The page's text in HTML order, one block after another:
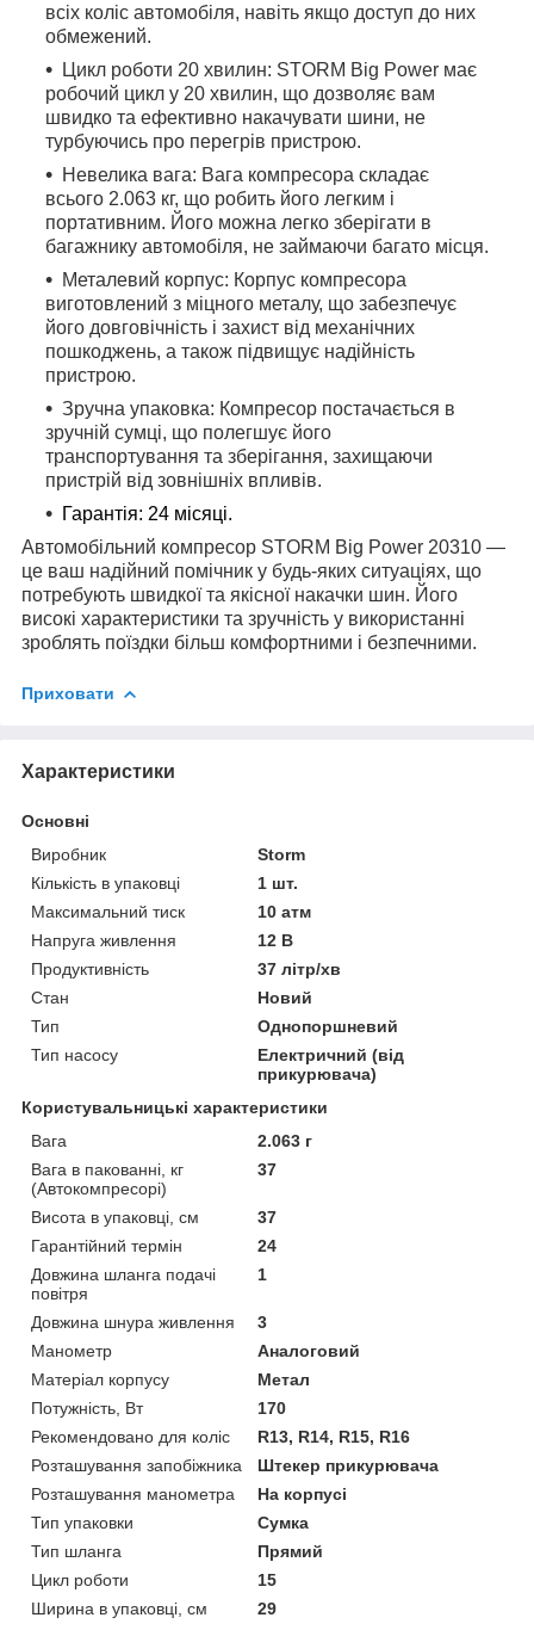
всіх коліс автомобіля, навіть якщо доступ до них
обмежений.
Цикл роботи 20 хвилин: STORM Big Power має
робочий цикл у 20 хвилин, що дозволяє вам
швидко та ефективно накачувати шини, не
турбуючись про перегрів пристрою.
Невелика вага: Вага компресора складає
всього 2.063 кг, що робить його легким і
портативним. Його можна легко зберігати в
багажнику автомобіля, не займаючи багато місця.
Металевий корпус: Корпус компресора
виготовлений з міцного металу, що забезпечує
його довговічність і захист від механічних
пошкоджень, а також підвищує надійність
пристрою.
Зручна упаковка: Компресор постачається в
зручній сумці, що полегшує його
транспортування та зберігання, захищаючи
пристрій від зовнішніх впливів.
Гарантія: 24 місяці.
Автомобільний компресор STORM Big Power 20310 —
це ваш надійний помічник у будь-яких ситуаціях, що
потребують швидкої та якісної накачки шин. Його
високі характеристики та зручність у використанні
зроблять поїздки більш комфортними і безпечними.
Приховати
Характеристики
Основні
Виробник
Storm
Кількість в упаковці
1 шт.
Максимальний тиск
10 атм
Напруга живлення
12 В
Продуктивність
37 літр/хв
Стан
Новий
Тип
Однопоршневий
Тип насосу
Електричний (від
прикурювача)
Користувальницькі характеристики
Вага
2.063 г
Вага в пакованні, кг
(Автокомпресорі)
37
Висота в упаковці, см
37
Гарантійний термін
24
Довжина шланга подачі
повітря
1
Довжина шнура живлення
3
Манометр
Аналоговий
Матеріал корпусу
Метал
Потужність, Вт
170
Рекомендовано для коліс
R13, R14, R15, R16
Розташування запобіжника
Штекер прикурювача
Розташування манометра
На корпусі
Тип упаковки
Сумка
Тип шланга
Прямий
Цикл роботи
15
Ширина в упаковці, см
29